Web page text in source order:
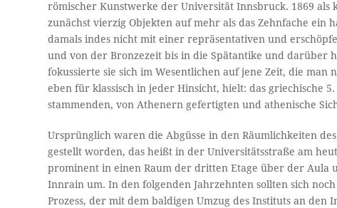
römischer Kunstwerke der Universität Innsbruck. 1869 als
zunächst vierzig Objekten auf mehr als das Zehnfache ein
damals indes nicht mit einer repräsentativen und
und von der Bronzezeit bis in die Spätantike und darüber
fokussierte sie sich im Wesentlichen auf jene Zeit, die
eben für klassisch in jeder Hinsicht, hielt: das griechische
stammenden, von Athenern gefertigten und athenische
Ursprünglich waren die Abgüsse in den Räumlichkeiten
gestellt worden, das heißt in der Universitätsstraße am
prominent in einen Raum der dritten Etage über der Aula
Innrain um. In den folgenden Jahrzehnten sollten sich
Prozess, der mit dem baldigen Umzug des Instituts an